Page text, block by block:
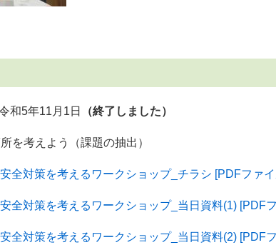
和5年11月1日 （終了しました）
を考えよう（課題の抽出）
全対策を考えるワークショップ_チラシ [PDFファ
全対策を考えるワークショップ_当日資料(1) [PDF
全対策を考えるワークショップ_当日資料(2) [PDF